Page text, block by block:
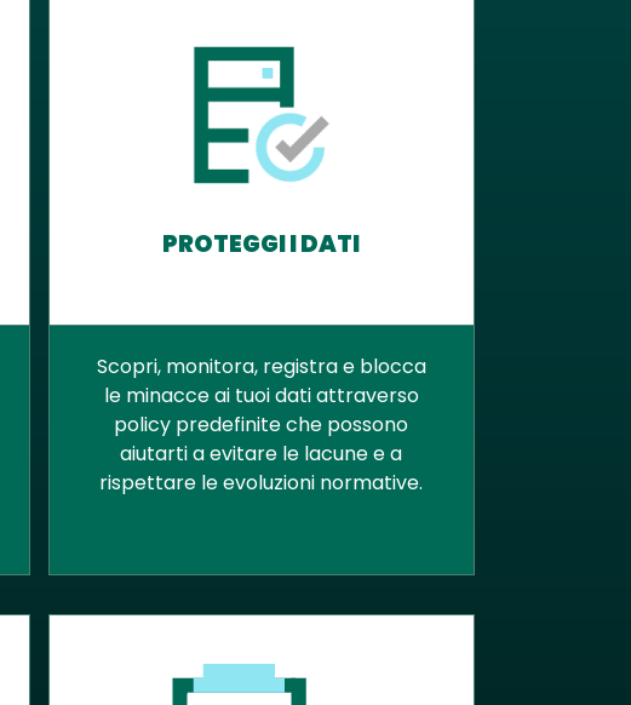
PROTEGGI I DATI
Scopri, monitora, registra e blocca
le minacce ai tuoi dati attraverso
policy predefinite che possono
aiutarti a evitare le lacune e a
rispettare le evoluzioni normative.